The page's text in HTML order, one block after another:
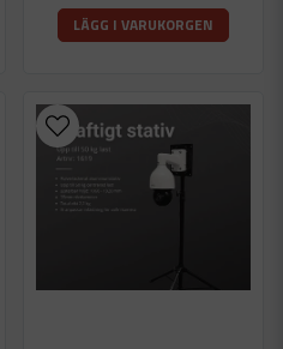
LÄGG I VARUKORGEN